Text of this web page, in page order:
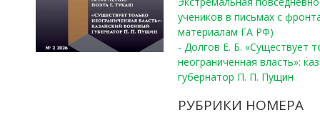
учеников в письмах с
материалам ГА РФ)
- Долгов Е. Б. «Существует
неограниченная власть»:
губернатор П. П. Пущин
РУБРИКИ НОМЕРА